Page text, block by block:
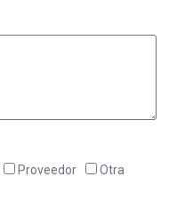
Proveedor Otra